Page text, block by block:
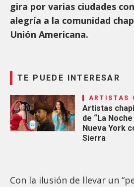
gira por varias ciudades
alegría a la comunidad
Unión Americana.
TE PUEDE INTERESAR
ARTISTAS
Artistas
de “La
Nueva York
Sierra
Con la ilusión de llevar un